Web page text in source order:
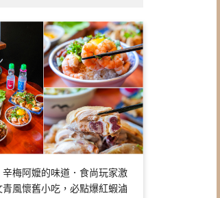
辛梅阿嬤的味道．食尚玩家激
青風懷舊小吃，必點爆紅蝦滷